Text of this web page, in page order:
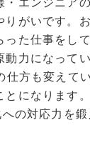
がいです。
た仕事をし
力になって
方も変えて
になります
の対応力を